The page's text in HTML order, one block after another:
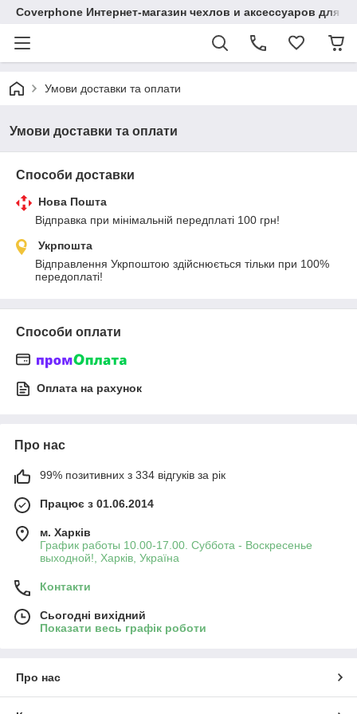
Coverphone Интернет-магазин чехлов и аксессуаров для
Умови доставки та оплати
Умови доставки та оплати
Способи доставки
Нова Пошта
Відправка при мінімальній передплаті 100 грн!
Укрпошта
Відправлення Укрпоштою здійснюється тільки при 100%
передоплаті!
Способи оплати
Оплата на рахунок
Про нас
99% позитивних з 334 відгуків за рік
Працює з 01.06.2014
м. Харків
График работы 10.00-17.00. Суббота - Воскресенье
выходной!, Харків, Україна
Контакти
Сьогодні вихідний
Показати весь графік роботи
Про нас